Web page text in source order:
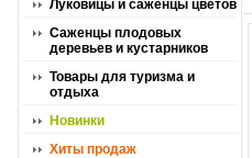
Луковицы и саженцы цветов
Саженцы плодовых
деревьев и кустарников
Товары для туризма и
отдыха
Новинки
Хиты продаж